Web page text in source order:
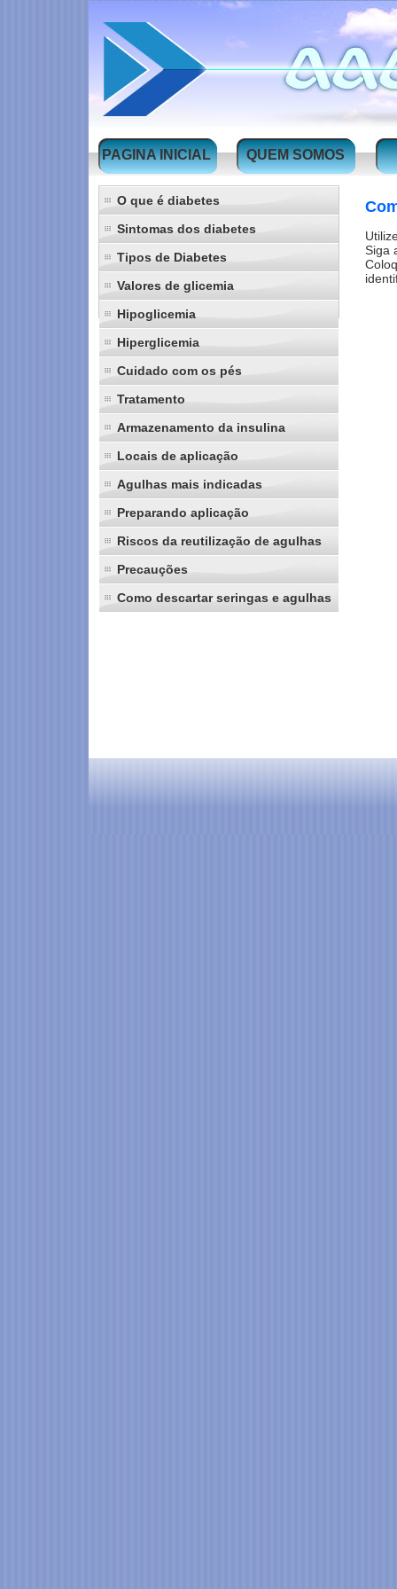
PAGINA INICIAL QUEM SOMOS
O que é diabetes
Sintomas dos diabetes
Tipos de Diabetes
Valores de glicemia
Hipoglicemia
Hiperglicemia
Cuidado com os pés
Tratamento
Armazenamento da insulina
Locais de aplicação
Agulhas mais indicadas
Preparando aplicação
Riscos da reutilização de agulhas
Precauções
Como descartar seringas e agulhas
Siga